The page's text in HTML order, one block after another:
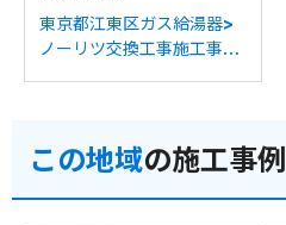
東京都江東区ガス給湯器>
ノーリツ交換工事施工事
3(A)への交換
この地域の施工事例